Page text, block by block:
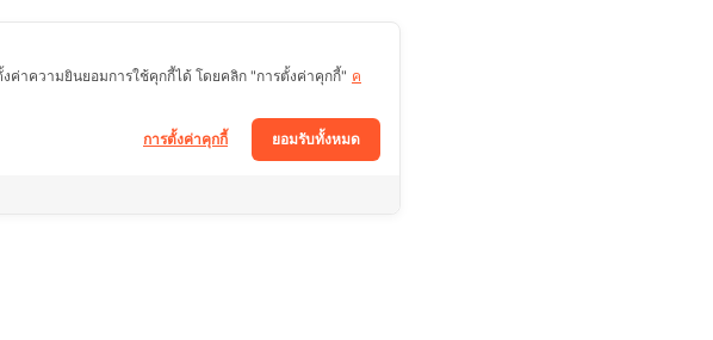
ค่าความยินยอมการใช้คุกกี้ได้ โดยคลิก "การตั้งค่าคุกกี้" ค
ยอมรับทั้งหมด
การตั้งค่าคุกกี้